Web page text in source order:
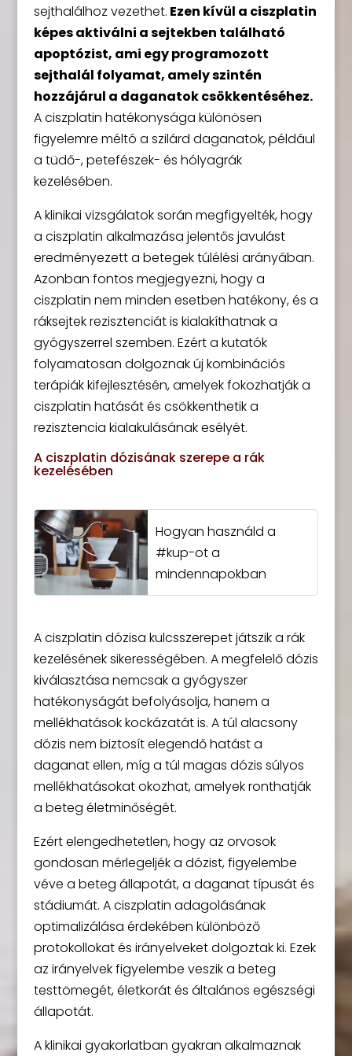
sejthalálhoz vezethet. Ezen kívül a ciszplatin
képes aktiválni a sejtekben található
apoptózist, ami egy programozott
sejthalál folyamat, amely szintén
hozzájárul a daganatok csökkentéséhez.
A ciszplatin hatékonysága különösen
figyelemre méltó a szilárd daganatok, például
a tüdő-, petefészek- és hólyagrák
kezelésében.
A klinikai vizsgálatok során megfigyelték, hogy
a ciszplatin alkalmazása jelentős javulást
eredményezett a betegek túlélési arányában.
Azonban fontos megjegyezni, hogy a
ciszplatin nem minden esetben hatékony, és a
ráksejtek rezisztenciát is kialakíthatnak a
gyógyszerrel szemben. Ezért a kutatók
folyamatosan dolgoznak új kombinációs
terápiák kifejlesztésén, amelyek fokozhatják a
ciszplatin hatását és csökkenthetik a
rezisztencia kialakulásának esélyét.
A ciszplatin dózisának szerepe a rák
kezelésében
Hogyan használd a
#kup-ot a
mindennapokban
A ciszplatin dózisa kulcsszerepet játszik a rák
kezelésének sikerességében. A megfelelő dózis
kiválasztása nemcsak a gyógyszer
hatékonyságát befolyásolja, hanem a
mellékhatások kockázatát is. A túl alacsony
dózis nem biztosít elegendő hatást a
daganat ellen, míg a túl magas dózis súlyos
mellékhatásokat okozhat, amelyek ronthatják
a beteg életminőségét.
Ezért elengedhetetlen, hogy az orvosok
gondosan mérlegeljék a dózist, figyelembe
véve a beteg állapotát, a daganat típusát és
stádiumát. A ciszplatin adagolásának
optimalizálása érdekében különböző
protokollokat és irányelveket dolgoztak ki. Ezek
az irányelvek figyelembe veszik a beteg
testtömegét, életkorát és általános egészségi
állapotát.
A klinikai gyakorlatban gyakran alkalmaznak